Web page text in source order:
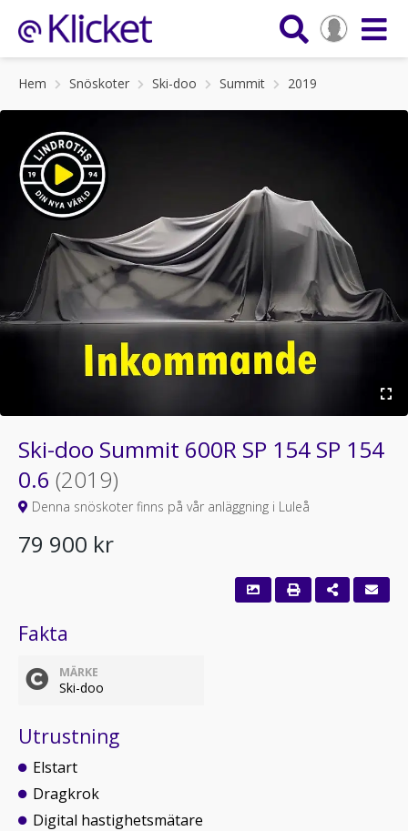
Hem Snöskoter Ski-doo Summit 2019
Ski-doo Summit 600R SP 154 SP 154
0.6 (2019)
Denna snöskoter finns på vår anläggning i Luleå
79 900 kr
Fakta
MÄRKE
Ski-doo
Utrustning
Elstart
Dragkrok
Digital hastighetsmätare